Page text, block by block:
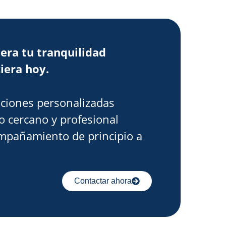
tu tranquilidad
hoy.
personalizadas
cercano y profesional
de principio a
Contactar ahora